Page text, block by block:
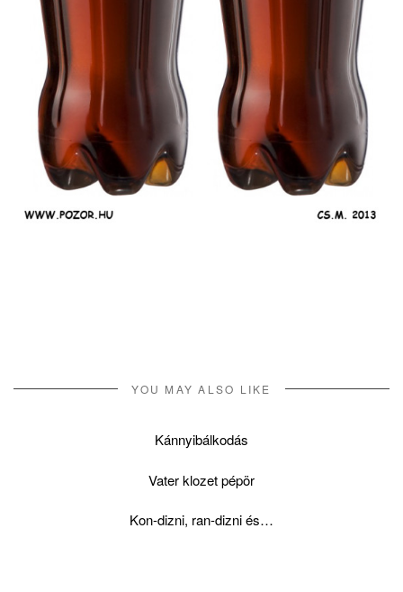
YOU MAY ALSO LIKE
Kánnyibálkodás
Vater klozet pépör
Kon-dizni, ran-dizni és…